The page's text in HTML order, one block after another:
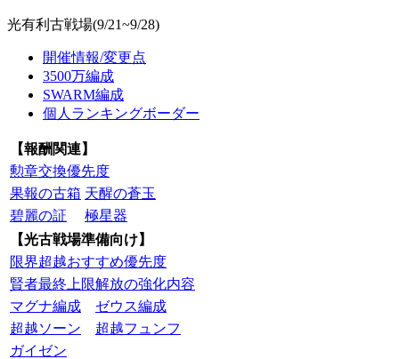
光有利古戦場(9/21~9/28)
開催情報/変更点
3500万編成
SWARM編成
個人ランキングボーダー
【報酬関連】
勲章交換優先度
果報の古箱 天醒の蒼玉
碧麗の証
極星器
【光古戦場準備向け】
限界超越おすすめ優先度
賢者最終上限解放の強化内容
マグナ編成
ゼウス編成
超越ソーン
超越フュンフ
ガイゼン